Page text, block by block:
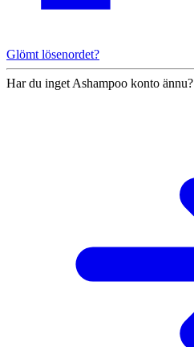
Glömt lösenordet?
Har du inget Ashampoo konto ännu?